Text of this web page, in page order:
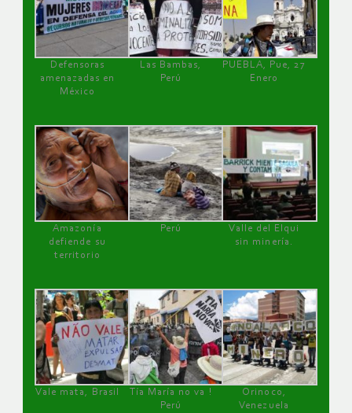
Defensoras
amenazadas en
México
Las Bambas,
Perú
PUEBLA, Pue, 27
Enero
Amazonía
defiende su
territorio
Perú
Valle del Elqui
sin minería.
Vale mata, Brasil
Tía María no va !
Perú
Orinoco,
Venezuela